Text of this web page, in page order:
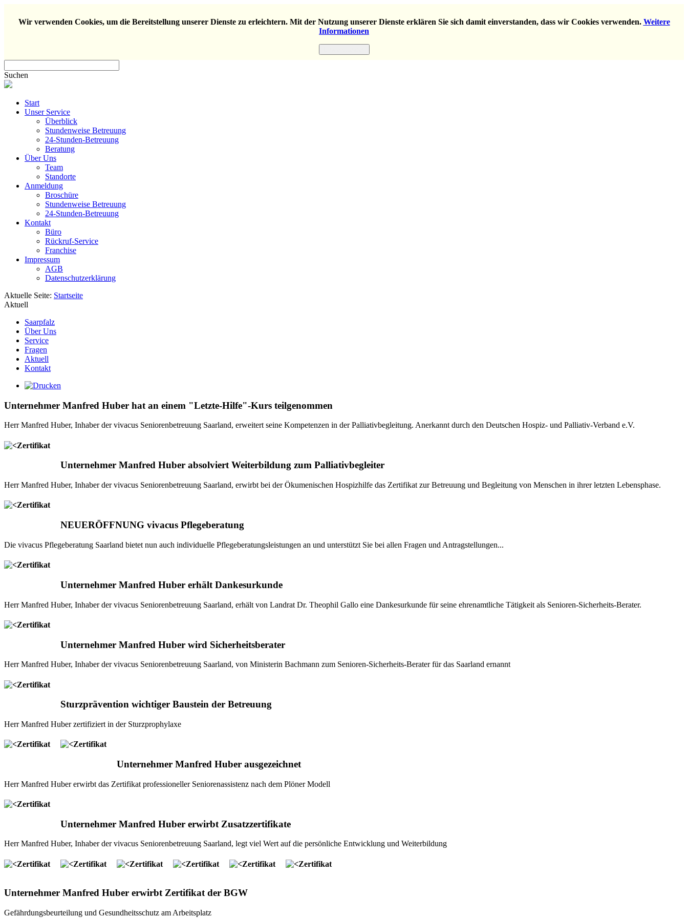
Wir verwenden Cookies, um die Bereitstellung unserer Dienste zu erleichtern. Mit der Nutzung unserer Dienste erklären Sie sich damit einverstanden, dass wir Cookies verwenden. Weitere
Informationen
Suchen
Start
Unser Service
Überblick
Stundenweise Betreuung
24-Stunden-Betreuung
Beratung
Über Uns
Team
Standorte
Anmeldung
Broschüre
Stundenweise Betreuung
24-Stunden-Betreuung
Kontakt
Büro
Rückruf-Service
Franchise
Impressum
AGB
Datenschutzerklärung
Aktuelle Seite: Startseite
Aktuell
Saarpfalz
Über Uns
Service
Fragen
Aktuell
Kontakt
Unternehmer Manfred Huber hat an einem "Letzte-Hilfe"-Kurs teilgenommen
Herr Manfred Huber, Inhaber der vivacus Seniorenbetreuung Saarland, erweitert seine Kompetenzen in der Palliativbegleitung. Anerkannt durch den Deutschen Hospiz- und Palliativ-Verband e.V.
Unternehmer Manfred Huber absolviert Weiterbildung zum Palliativbegleiter
Herr Manfred Huber, Inhaber der vivacus Seniorenbetreuung Saarland, erwirbt bei der Ökumenischen Hospizhilfe das Zertifikat zur Betreuung und Begleitung von Menschen in ihrer letzten Lebensphase.
NEUERÖFFNUNG vivacus Pflegeberatung
Die vivacus Pflegeberatung Saarland bietet nun auch individuelle Pflegeberatungsleistungen an und unterstützt Sie bei allen Fragen und Antragstellungen...
Unternehmer Manfred Huber erhält Dankesurkunde
Herr Manfred Huber, Inhaber der vivacus Seniorenbetreuung Saarland, erhält von Landrat Dr. Theophil Gallo eine Dankesurkunde für seine ehrenamtliche Tätigkeit als Senioren-Sicherheits-Berater.
Unternehmer Manfred Huber wird Sicherheitsberater
Herr Manfred Huber, Inhaber der vivacus Seniorenbetreuung Saarland, von Ministerin Bachmann zum Senioren-Sicherheits-Berater für das Saarland ernannt
Sturzprävention wichtiger Baustein der Betreuung
Herr Manfred Huber zertifiziert in der Sturzprophylaxe
Unternehmer Manfred Huber ausgezeichnet
Herr Manfred Huber erwirbt das Zertifikat professioneller Seniorenassistenz nach dem Plöner Modell
Unternehmer Manfred Huber erwirbt Zusatzzertifikate
Herr Manfred Huber, Inhaber der vivacus Seniorenbetreuung Saarland, legt viel Wert auf die persönliche Entwicklung und Weiterbildung
Unternehmer Manfred Huber erwirbt Zertifikat der BGW
Gefährdungsbeurteilung und Gesundheitsschutz am Arbeitsplatz